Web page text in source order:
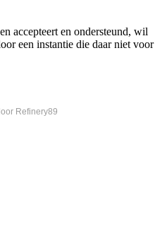
accepteert en ondersteund, wil
een instantie die daar niet voor
Refinery89